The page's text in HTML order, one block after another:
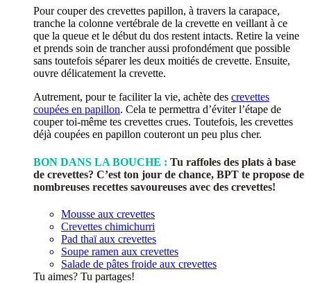
Pour couper des crevettes papillon, à travers la carapace,
tranche la colonne vertébrale de la crevette en veillant à ce
que la queue et le début du dos restent intacts. Retire la veine
et prends soin de trancher aussi profondément que possible
sans toutefois séparer les deux moitiés de crevette. Ensuite,
ouvre délicatement la crevette.
Autrement, pour te faciliter la vie, achète des crevettes
coupées en papillon. Cela te permettra d’éviter l’étape de
couper toi-même tes crevettes crues. Toutefois, les crevettes
déjà coupées en papillon couteront un peu plus cher.
BON DANS LA BOUCHE : Tu raffoles des plats à base
de crevettes? C’est ton jour de chance, BPT te propose de
nombreuses recettes savoureuses avec des crevettes!
Mousse aux crevettes
Crevettes chimichurri
Pad thaï aux crevettes
Soupe ramen aux crevettes
Salade de pâtes froide aux crevettes
Tu aimes? Tu partages!